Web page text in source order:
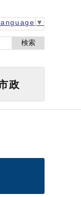
▼
検索
政